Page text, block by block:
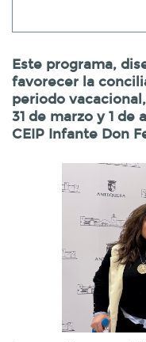
Este programa,
favorecer la
periodo
31 de marzo y 1 de
CEIP Infante Don